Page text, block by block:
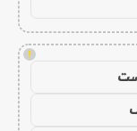
!